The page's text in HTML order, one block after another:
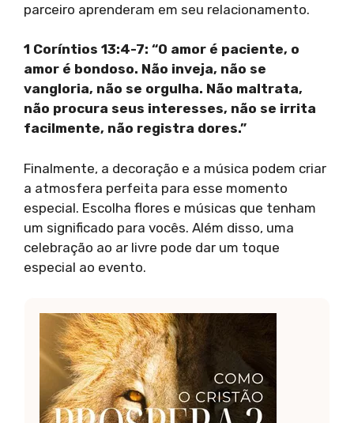
parceiro aprenderam em seu relacionamento.
1 Coríntios 13:4-7: “O amor é paciente, o
amor é bondoso. Não inveja, não se
vangloria, não se orgulha. Não maltrata,
não procura seus interesses, não se irrita
facilmente, não registra dores.”
Finalmente, a decoração e a música podem criar
a atmosfera perfeita para esse momento
especial. Escolha flores e músicas que tenham
um significado para vocês. Além disso, uma
celebração ao ar livre pode dar um toque
especial ao evento.